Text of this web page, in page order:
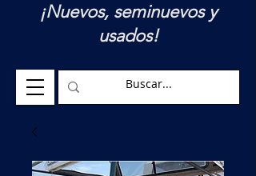
¡Nuevos, seminuevos y
usados!